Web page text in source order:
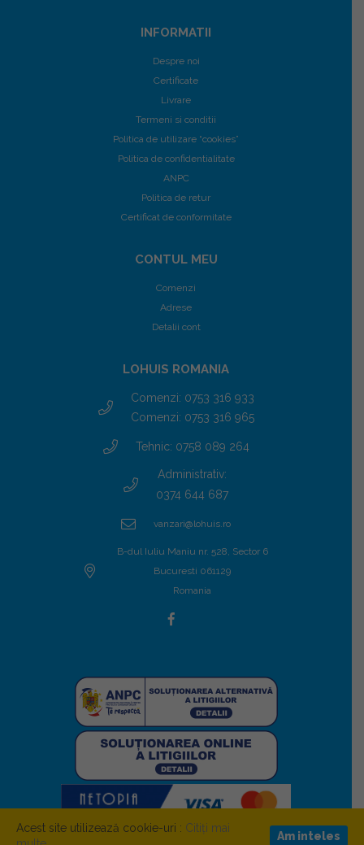
INFORMATII
Despre noi
Certificate
Livrare
Termeni si conditii
Politica de utilizare “cookies”
Politica de confidentialitate
ANPC
Politica de retur
Certificat de conformitate
CONTUL MEU
Comenzi
Adrese
Detalii cont
LOHUIS ROMANIA
Comenzi: 0753 316 933
Comenzi: 0753 316 965
Tehnic: 0758 089 264
Administrativ:
0374 644 687
vanzari@lohuis.ro
B-dul Iuliu Maniu nr. 528, Sector 6
Bucuresti 061129
Romania
Acest site utilizează cookie-uri : Citiți mai
Am inteles